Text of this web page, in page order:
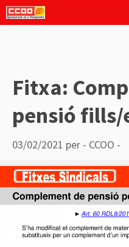
Vés
al
Fitxa:
pensió fills/
03/02/2021 per - CCOO -